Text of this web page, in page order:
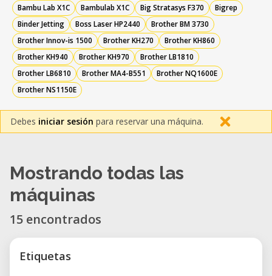
Bambu Lab X1C
Bambulab X1C Big Stratasys F370
Bigrep
Binder Jetting
Boss Laser HP2440
Brother BM 3730
Brother Innov-is 1500
Brother KH270
Brother KH860
Brother KH940
Brother KH970
Brother LB1810
Brother LB6810
Brother MA4-B551
Brother NQ1600E
Brother NS1150E
Debes iniciar sesión para reservar una máquina.
Mostrando todas las
máquinas
15 encontrados
Etiquetas